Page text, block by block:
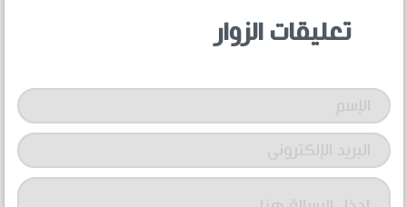
تعليقات الزوار